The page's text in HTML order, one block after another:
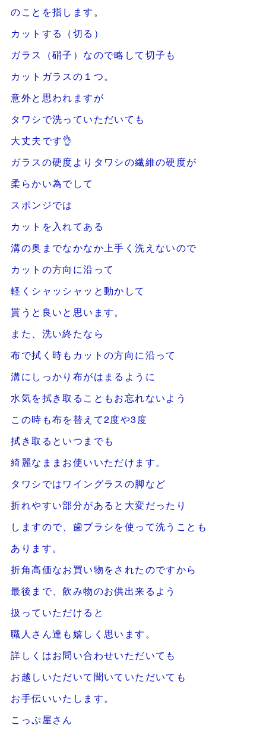
のことを指します。
カットする（切る）
ガラス（硝子）なので略して切子も
カットガラスの１つ。
意外と思われますが
タワシで洗っていただいても
大丈夫です👌
ガラスの硬度よりタワシの繊維の硬度が
柔らかい為でして
スポンジでは
カットを入れてある
溝の奥までなかなか上手く洗えないので
カットの方向に沿って
軽くシャッシャッと動かして
貰うと良いと思います。
また、洗い終たなら
布で拭く時もカットの方向に沿って
溝にしっかり布がはまるように
水気を拭き取ることもお忘れないよう
この時も布を替えて2度や3度
拭き取るといつまでも
綺麗なままお使いいただけます。
タワシではワイングラスの脚など
折れやすい部分があると大変だったり
しますので、歯ブラシを使って洗うことも
あります。
折角高価なお買い物をされたのですから
最後まで、飲み物のお供出来るよう
扱っていただけると
職人さん達も嬉しく思います。
詳しくはお問い合わせいただいても
お越しいただいて聞いていただいても
お手伝いいたします。
こっぷ屋さん